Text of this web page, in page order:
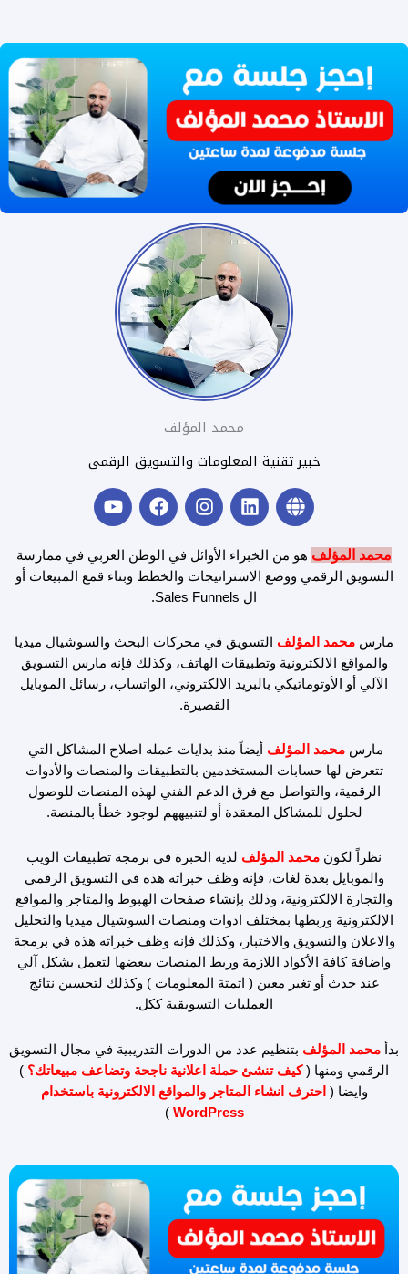
محمد المؤلف
خبير تقنية المعلومات والتسويق الرقمي
G
l
b
e
L
i
k
e
d
i
I
n
t
a
g
m
F
a
e
b
o
Y
o
t
u
محمد المؤلف هو من الخبراء الأوائل في الوطن العربي في ممارسة
التسويق الرقمي ووضع الاستراتيجات والخطط وبناء قمع المبيعات أو
ال Sales Funnels.
مارس محمد المؤلف التسويق في محركات البحث والسوشيال ميديا
والمواقع الالكترونية وتطبيقات الهاتف، وكذلك فإنه مارس التسويق
الآلي أو الأوتوماتيكي بالبريد الالكتروني، الواتساب، رسائل الموبايل
القصيرة.
مارس محمد المؤلف أيضاً منذ بدايات عمله اصلاح المشاكل التي
تتعرض لها حسابات المستخدمين بالتطبيقات والمنصات والأدوات
الرقمية، والتواصل مع فرق الدعم الفني لهذه المنصات للوصول
لحلول للمشاكل المعقدة أو لتنبيههم لوجود خطأ بالمنصة.
نظراً لكون محمد المؤلف لديه الخبرة في برمجة تطبيقات الويب
والموبايل بعدة لغات، فإنه وظف خبراته هذه في التسويق الرقمي
والتجارة الإلكترونية، وذلك بإنشاء صفحات الهبوط والمتاجر والمواقع
الإلكترونية وربطها بمختلف ادوات ومنصات السوشيال ميديا والتحليل
والاعلان والتسويق والاختبار، وكذلك فإنه وظف خبراته هذه في برمجة
واضافة كافة الأكواد اللازمة وربط المنصات ببعضها لتعمل بشكل آلي
عند حدث أو تغير معين ( اتمتة المعلومات ) وكذلك لتحسين نتائج
العمليات التسويقية ككل.
بدأ محمد المؤلف بتنظيم عدد من الدورات التدريبية في مجال التسويق
الرقمي ومنها (كيف تنشئ حملة اعلانية ناجحة وتضاعف مبيعاتك؟ )
وايضا ( احترف انشاء المتاجر والمواقع الالكترونية باستخدام
WordPress
)